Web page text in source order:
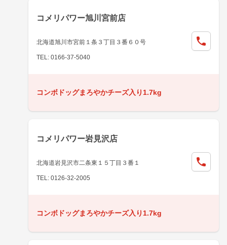
コメリパワー旭川宮前店
北海道旭川市宮前１条３丁目３番６０号
TEL: 0166-37-5040
コンボドッグまろやかチーズ入り1.7kg
コメリパワー岩見沢店
北海道岩見沢市二条東１５丁目３番１
TEL: 0126-32-2005
コンボドッグまろやかチーズ入り1.7kg